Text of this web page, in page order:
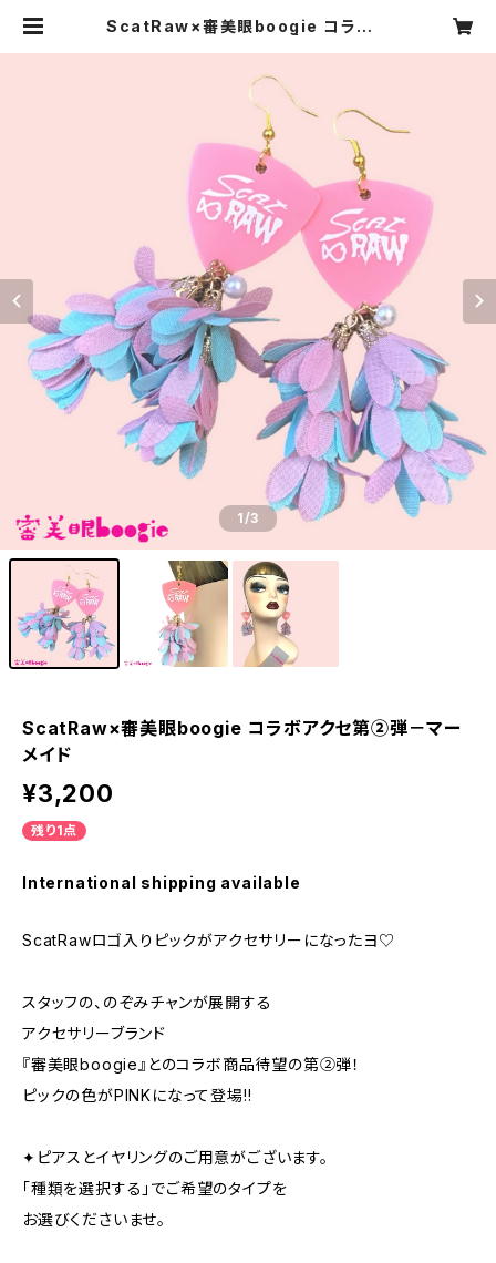
ScatRaw×審美眼boogie コラボア
1/3
ScatRaw×審美眼boogie コラボアクセ第②弾－マー
メイド
¥3,200
残り1点
International shipping available
ScatRawロゴ入りピックがアクセサリーになったヨ♡
スタッフの、のぞみチャンが展開する
アクセサリーブランド
『審美眼boogie』とのコラボ商品待望の第②弾！
ピックの色がPINKになって登場!!
✦ピアスとイヤリングのご用意がございます。
「種類を選択する」でご希望のタイプを
お選びくださいませ。